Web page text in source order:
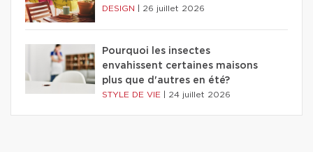
DESIGN 26 juillet 2026
Pourquoi les insectes
envahissent certaines maisons
plus que d'autres en été?
STYLE DE VIE 24 juillet 2026